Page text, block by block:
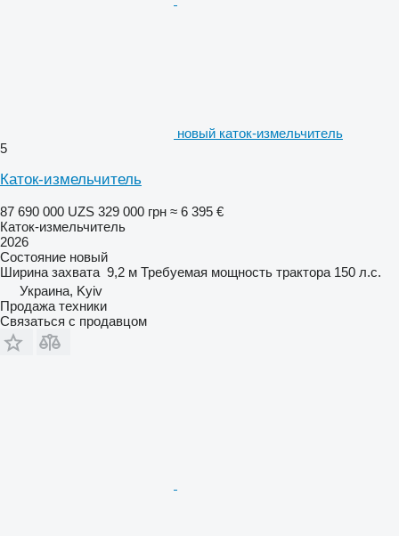
новый каток-измельчитель
5
Каток-измельчитель
87 690 000 UZS 329 000 грн ≈ 6 395 €
Каток-измельчитель
2026
Состояние новый
Ширина захвата 9,2 м Требуемая мощность трактора 150 л.с.
Украина, Kyiv
Продажа техники
Связаться с продавцом